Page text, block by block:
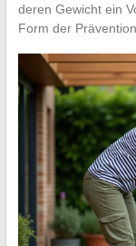
deren Gewicht ein
Form der